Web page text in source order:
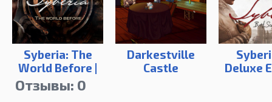
Syberia: The
World Before |
Digital Deluxe
Edition
Darkestville
Castle
Deluxe
Отзывы: 0